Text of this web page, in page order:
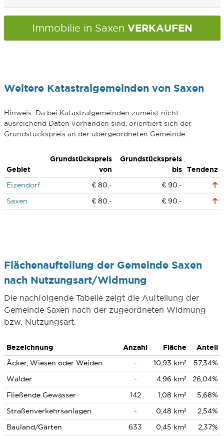
Immobilie in Saxen VERKAUFEN
Weitere Katastralgemeinden von Saxen
Hinweis: Da bei Katastralgemeinden zumeist nicht
ausreichend Daten vorhanden sind, orientiert sich der
Grundstückspreis an der übergeordneten Gemeinde.
Gebiet
Grundstückspreis
von
Grundstückspreis
bis
Tendenz
Eizendorf
€ 80.-
€ 90.-
Saxen
€ 80.- € 90.-
Flächenaufteilung der Gemeinde Saxen
nach Nutzungsart/Widmung
Die nachfolgende Tabelle zeigt die Aufteilung der
Gemeinde Saxen nach der zugeordneten Widmung
bzw. Nutzungsart.
Bezeichnung Anzahl Fläche
Anteil
Äcker, Wiesen oder Weiden
- 10,93 km²
57,34%
Wälder
- 4,96 km²
26,04%
Fließende Gewässer
142 1,08 km²
5,68%
Straßenverkehrsanlagen
- 0,48 km²
2,54%
Bauland/Gärten
633 0,45 km² 2,37%